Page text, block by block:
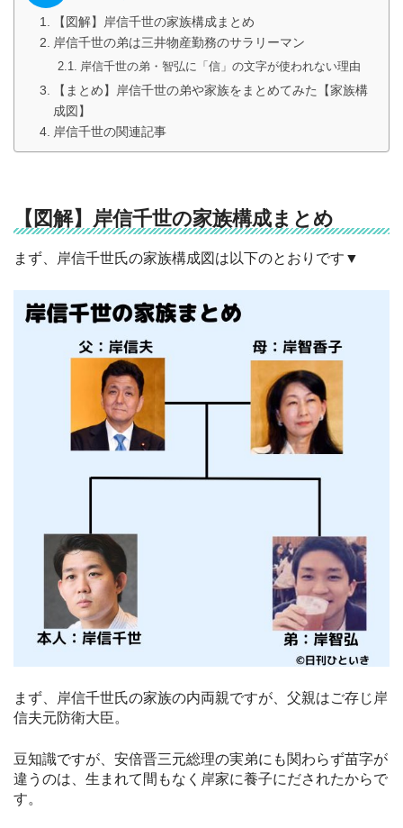
【図解】岸信千世の家族構成まとめ
岸信千世の弟は三井物産勤務のサラリーマン
岸信千世の弟・智弘に「信」の文字が使われない理由
【まとめ】岸信千世の弟や家族をまとめてみた【家族構
成図】
岸信千世の関連記事
【図解】岸信千世の家族構成まとめ
まず、岸信千世氏の家族構成図は以下のとおりです▼
まず、岸信千世氏の家族の内両親ですが、父親はご存じ岸
信夫元防衛大臣。
豆知識ですが、安倍晋三元総理の実弟にも関わらず苗字が
違うのは、生まれて間もなく岸家に養子にだされたからで
す。